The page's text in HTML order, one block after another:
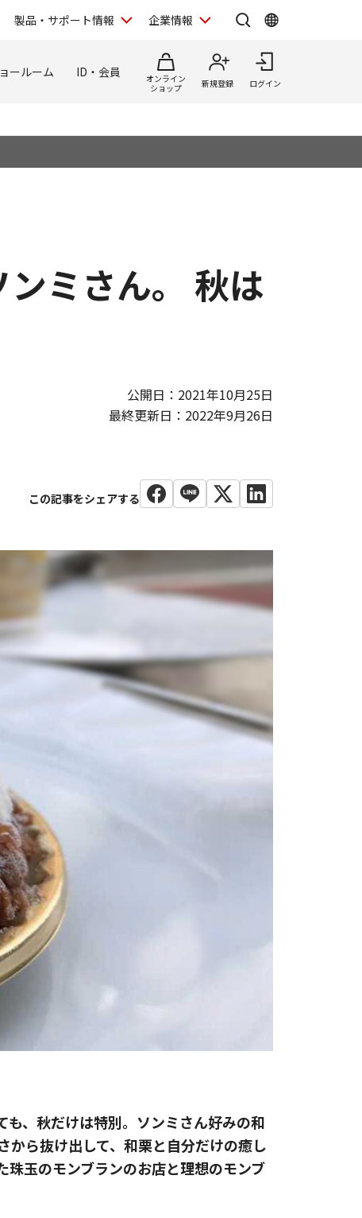
製品・サポート情報 企業情報
ールーム ID・会員
オンライン
ショップ
新規登録 ログイン
ミさん。 秋は
公開日：2021年10月25日
最終更新日：2022年9月26日
、秋だけは特別。ソンミさん好みの和
から抜け出して、和栗と自分だけの癒し
玉のモンブランのお店と理想のモンブ